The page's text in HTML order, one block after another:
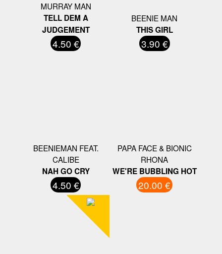
MURRAY MAN
TELL DEM A
JUDGEMENT
4.50 €
BEENIE MAN
THIS GIRL
3.90 €
BEENIEMAN FEAT.
CALIBE
NAH GO CRY
4.50 €
PAPA FACE & BIONIC
RHONA
WE'RE BUBBLING HOT
20.00 €